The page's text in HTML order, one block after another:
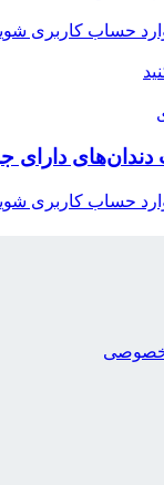
حساب کاربری
دارای
حساب کاربری
خصوصی